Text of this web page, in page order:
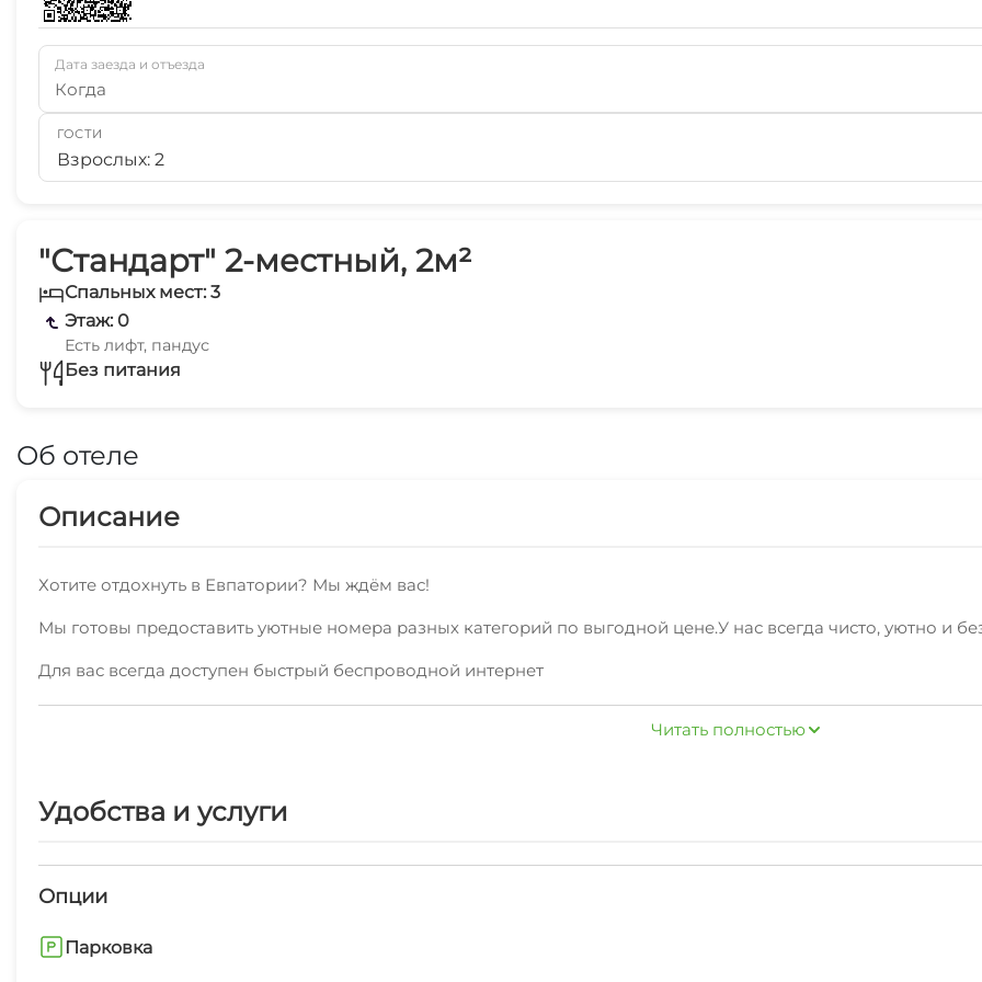
"Стандарт" 2-местный, 2м²
Спальных мест: 3
Этаж: 0
Есть лифт, пандус
Без питания
Об отеле
Описание
Хотите отдохнуть в Евпатории? Мы ждём вас!
Мы готовы предоставить уютные номера разных категорий по выгодной цене.У нас всегда чисто, уютно и
Для вас всегда доступен быстрый беспроводной интернет
Мы с радостью и без посредников предоставляем жильцам дополнительныеуслуги: маршруты для пеших
В шаговой доступности есть пляж песчаный, аквапарк, рынок, а также другие
наших гостей согласно многочисленным отзывам - и оптимальныйвыбор по цене/качеству!
Мы ждем вас круглый год!Для быстрой и удобной аренды обращайтесь по телефону.
Читать полностью
Удобства и услуги
Опции
Парковка
Дата заезда и отъезда
Когда
ГОСТИ
Взрослых: 2